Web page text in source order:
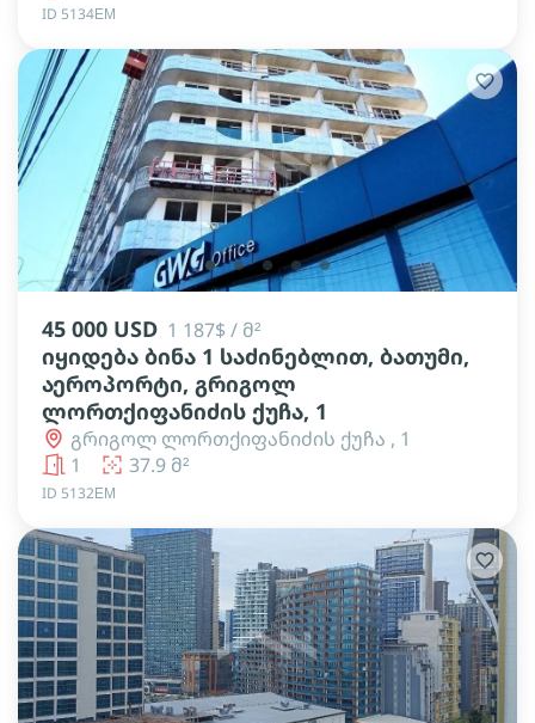
ID 5134ЕМ
lens lens lens lens lens
45 000 USD 1 187$ / მ²
იყიდება ბინა 1 საძინებლით, ბათუმი,
აეროპორტი, გრიგოლ
ლორთქიფანიძის ქუჩა, 1
გრიგოლ ლორთქიფანიძის ქუჩა , 1
1
37.9 მ²
ID 5132ЕМ